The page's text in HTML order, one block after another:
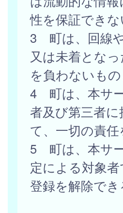
性を保証できな
3 町は、回線
又は未着とな
を負わないもの
4 町は、本サ
者及び第三者
て、一切の責任
5 町は、本サ
定による対象
登録を解除でき